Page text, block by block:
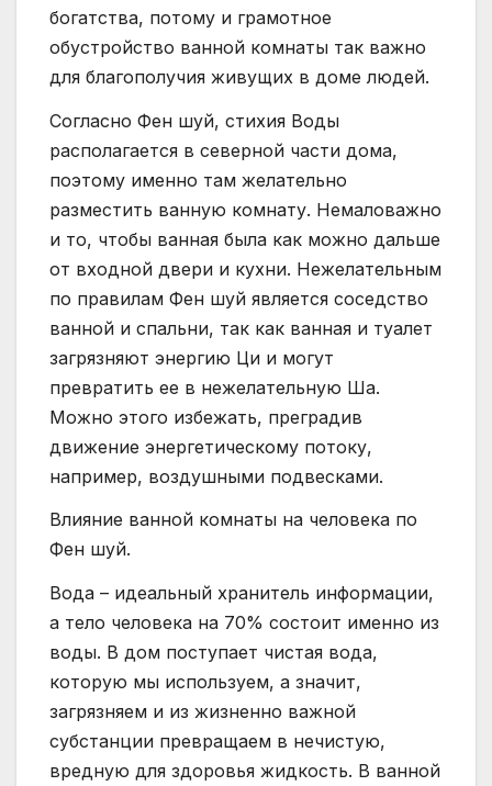
богатства, потому и грамотное
обустройство ванной комнаты так важно
для благополучия живущих в доме людей.
Согласно Фен шуй, стихия Воды
располагается в северной части дома,
поэтому именно там желательно
разместить ванную комнату. Немаловажно
и то, чтобы ванная была как можно дальше
от входной двери и кухни. Нежелательным
по правилам Фен шуй является соседство
ванной и спальни, так как ванная и туалет
загрязняют энергию Ци и могут
превратить ее в нежелательную Ша.
Можно этого избежать, преградив
движение энергетическому потоку,
например, воздушными подвесками.
Влияние ванной комнаты на человека по
Фен шуй.
Вода – идеальный хранитель информации,
а тело человека на 70% состоит именно из
воды. В дом поступает чистая вода,
которую мы используем, а значит,
загрязняем и из жизненно важной
субстанции превращаем в нечистую,
вредную для здоровья жидкость. В ванной